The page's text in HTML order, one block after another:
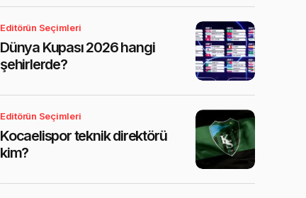
Editörün Seçimleri
Dünya Kupası 2026 hangi
şehirlerde?
Editörün Seçimleri
Kocaelispor teknik direktörü
kim?